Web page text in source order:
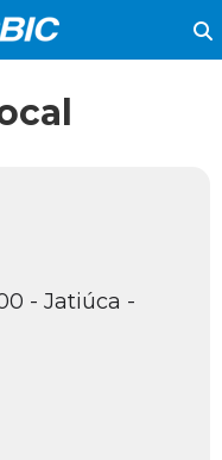
- Jatiúca -